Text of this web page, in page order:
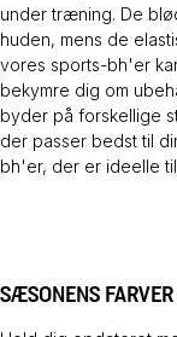
under træning. De
huden, mens de
vores sports-bh'er
bekymre dig om
byder på forskellige
der passer bedst til
bh'er, der er ideelle
SÆSONENS